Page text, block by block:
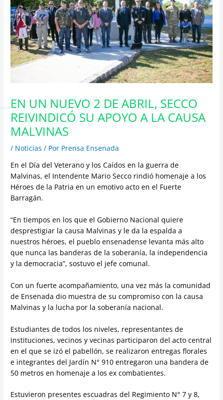
EN UN NUEVO 2 DE ABRIL, SECCO
REIVINDICÓ SU APOYO A LA CAUSA
MALVINAS
/ Noticias / Por Prensa Ensenada
En el Día del Veterano y los Caídos en la guerra de
Malvinas, el Intendente Mario Secco rindió homenaje a los
Héroes de la Patria en un emotivo acto en el Fuerte
Barragán.
“En tiempos en los que el Gobierno Nacional quiere
desprestigiar la causa Malvinas y le da la espalda a
nuestros héroes, el pueblo ensenadense levanta más alto
que nunca las banderas de la soberanía, la independencia
y la democracia”, sostuvo el jefe comunal.
Con un fuerte acompañamiento, una vez más la comunidad
de Ensenada dio muestra de su compromiso con la causa
Malvinas y la lucha por la soberanía nacional.
Estudiantes de todos los niveles, representantes de
instituciones, vecinos y vecinas participaron del acto central
en el que se izó el pabellón, se realizaron entregas florales
e integrantes del Jardín N° 910 entregaron una bandera de
50 metros en homenaje a los ex combatientes.
Estuvieron presentes escuadras del Regimiento N° 7 y 8,